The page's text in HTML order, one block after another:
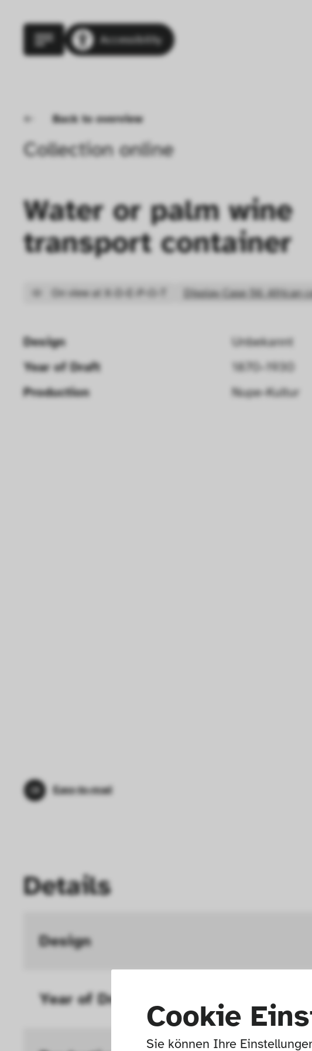
Cookie
Sie können Ihre
Accessibility
Back to overview
Collection online
Water or palm wine
transport container
On view at X-D-E-P-O-T Display Case 56: African
Design
Unbekannt
Year of Draft
1870–1930
Production
Nupe-Kultur
Easy-to-read
Details
Design
Year of Draft